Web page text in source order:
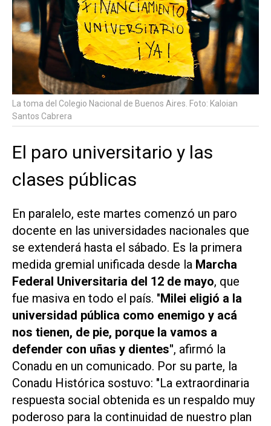
La toma del Colegio Nacional de Buenos Aires. Foto: Kaloian
Santos Cabrera
El paro universitario y las
clases públicas
En paralelo, este martes comenzó un paro
docente en las universidades nacionales que
se extenderá hasta el sábado. Es la primera
medida gremial unificada desde la Marcha
Federal Universitaria del 12 de mayo, que
fue masiva en todo el país. "Milei eligió a la
universidad pública como enemigo y acá
nos tienen, de pie, porque la vamos a
defender con uñas y dientes", afirmó la
Conadu en un comunicado. Por su parte, la
Conadu Histórica sostuvo: "La extraordinaria
respuesta social obtenida es un respaldo muy
poderoso para la continuidad de nuestro plan